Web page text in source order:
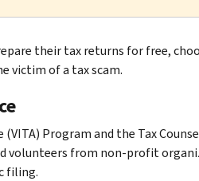
their tax returns for free,
victim of a tax scam.
(VITA) Program and the Tax
volunteers from non-profit
filing.